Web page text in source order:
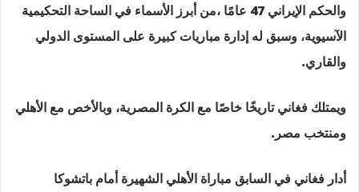
والحكم الإيراني 47 عامًا ،من أبرز الأسماء في الساحة التحكيمية
الآسيوية، وسبق له إدارة مباريات كبيرة على المستوى الدولي
والقاري.
ويمتلك فغاني تاريخًا خاصًا مع الكرة المصرية، وبالأخص مع الأهلي
ومنتخب مصر.
أدار فغاني في السابق مباراة الأهلي الشهيرة أمام باتشوكا